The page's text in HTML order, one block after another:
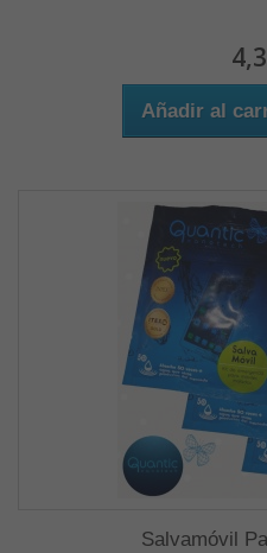
Añadir al
Salvamóvil